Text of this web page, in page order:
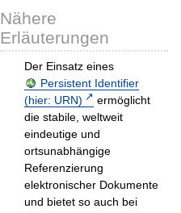
Nähere
Erläuterungen
Der Einsatz eines
Persistent Identifier
(hier: URN)
ermöglicht
die stabile, weltweit
eindeutige und
ortsunabhängige
Referenzierung
elektronischer Dokumente
und bietet so auch bei